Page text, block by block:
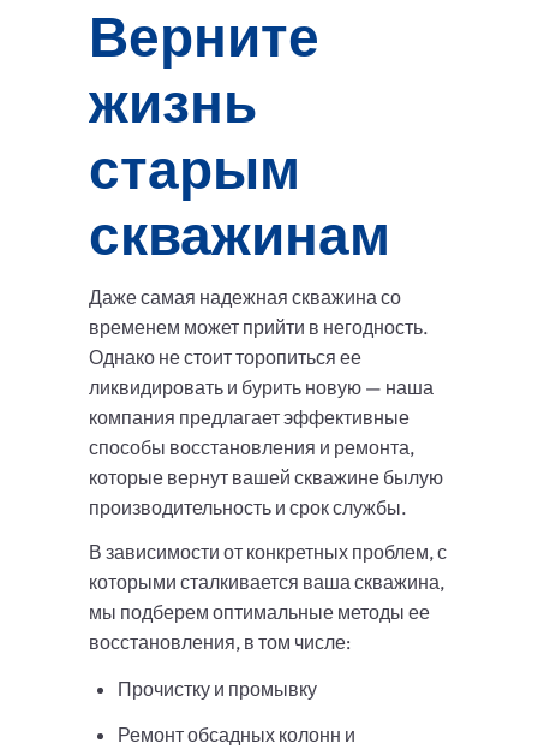
Верните
жизнь
старым
скважинам
Даже самая надежная скважина со
временем может прийти в негодность.
Однако не стоит торопиться ее
ликвидировать и бурить новую — наша
компания предлагает эффективные
способы восстановления и ремонта,
которые вернут вашей скважине былую
производительность и срок службы.
В зависимости от конкретных проблем, с
которыми сталкивается ваша скважина,
мы подберем оптимальные методы ее
восстановления, в том числе:
Прочистку и промывку
Ремонт обсадных колонн и